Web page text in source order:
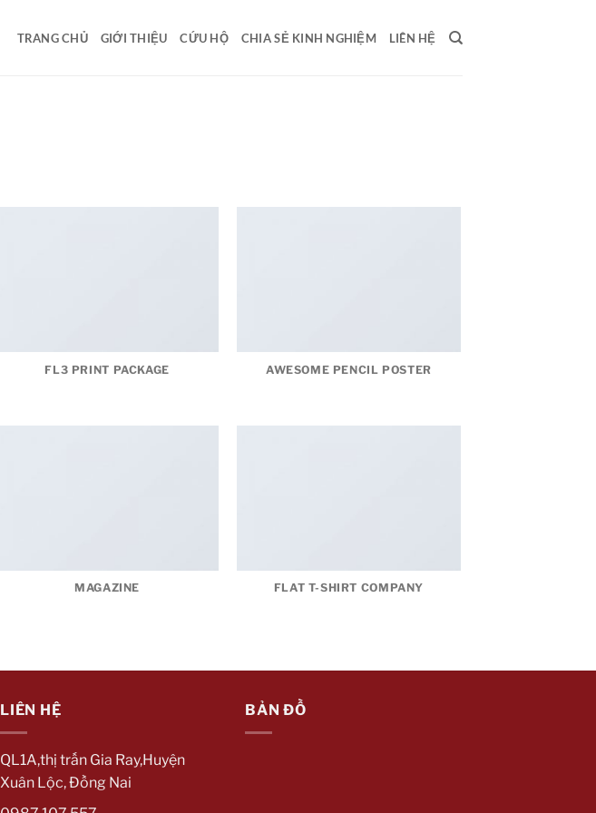
TRANG CHỦ GIỚI THIỆU CỨU HỘ CHIA SẺ KINH NGHIỆM LIÊN HỆ
FL3 PRINT PACKAGE AWESOME PENCIL POSTER
MAGAZINE FLAT T-SHIRT COMPANY
LIÊN HỆ
QL1A,thị trấn Gia Ray,Huyện
Xuân Lộc, Đồng Nai
BẢN ĐỒ